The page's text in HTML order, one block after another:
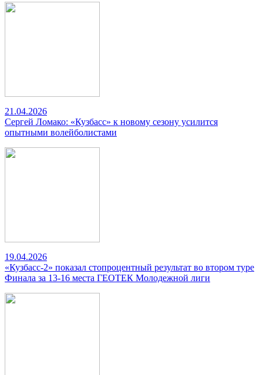
21.04.2026
Сергей Ломако: «Кузбасс» к новому сезону усилится
опытными волейболистами
19.04.2026
«Кузбасс-2» показал стопроцентный результат во втором туре
Финала за 13-16 места ГЕОТЕК Молодежной лиги